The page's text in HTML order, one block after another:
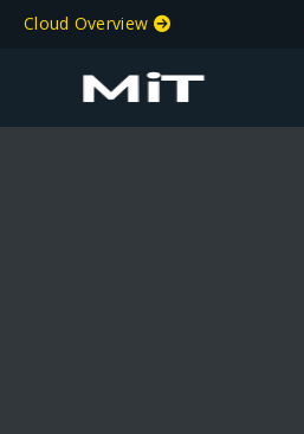
Cloud Overview